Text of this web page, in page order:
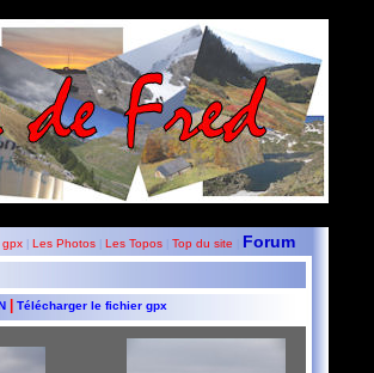
gpx Les Photos Les Topos Top du site Forum
Télécharger le fichier gpx